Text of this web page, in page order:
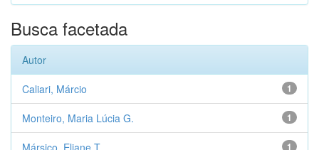
Busca facetada
Autor
1
Caliari, Márcio
1
Monteiro, Maria Lúcia G.
1